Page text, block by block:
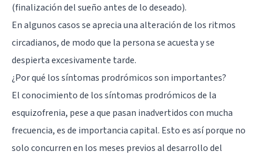
(finalización del sueño antes de lo deseado).
En algunos casos se aprecia una alteración de los ritmos
circadianos, de modo que la persona se acuesta y se
despierta excesivamente tarde.
¿Por qué los síntomas prodrómicos son importantes?
El conocimiento de los síntomas prodrómicos de la
esquizofrenia, pese a que pasan inadvertidos con mucha
frecuencia, es de importancia capital. Esto es así porque no
solo concurren en los meses previos al desarrollo del